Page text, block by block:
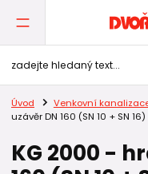
Úvod Venkovní
uzávěr DN 160 (SN 10 + SN 16)
KG 2000 -